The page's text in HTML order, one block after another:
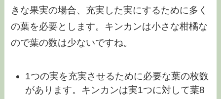
きな果実の場合、充実した実にするために多く
の葉を必要とします。キンカンは小さな柑橘な
ので葉の数は少ないですね。
1つの実を充実させるために必要な葉の枚数
があります。キンカンは実1つに対して葉8